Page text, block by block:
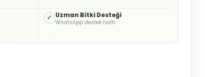
✓ Uzman Bitki Desteği
WhatsApp destek hattı